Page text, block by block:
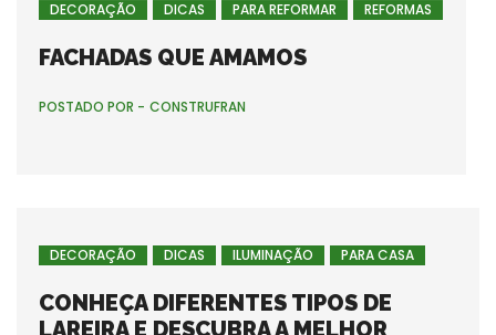
DECORAÇÃO DICAS PARA REFORMAR REFORMAS
FACHADAS QUE AMAMOS
POSTADO POR - CONSTRUFRAN
DECORAÇÃO DICAS ILUMINAÇÃO PARA CASA
CONHEÇA DIFERENTES TIPOS DE
LAREIRA E DESCUBRA A MELHOR